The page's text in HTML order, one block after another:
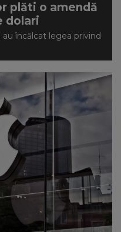
plăti o amendă
dolari
au încălcat legea privind